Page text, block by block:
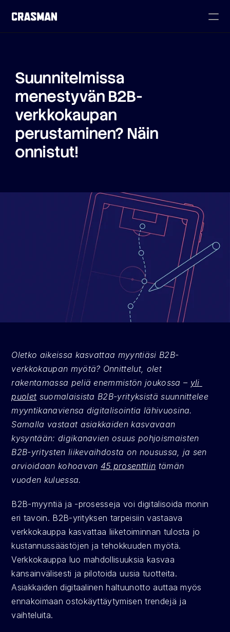
Suunnitelmissa
menestyvän B2B-
verkkokaupan
perustaminen? Näin
onnistut!
Oletko aikeissa kasvattaa myyntiäsi B2B-
verkkokaupan myötä? Onnittelut, olet
rakentamassa peliä enemmistön joukossa – yli
puolet suomalaisista B2B-yrityksistä suunnittelee
myyntikanaviensa digitalisointia lähivuosina.
Samalla vastaat asiakkaiden kasvavaan
kysyntään: digikanavien osuus pohjoismaisten
B2B-yritysten liikevaihdosta on nousussa, ja sen
arvioidaan kohoavan 45 prosenttiin tämän
vuoden kuluessa.
B2B-myyntiä ja -prosesseja voi digitalisoida monin
eri tavoin. B2B-yrityksen tarpeisiin vastaava
verkkokauppa kasvattaa liiketoiminnan tulosta jo
kustannussäästöjen ja tehokkuuden myötä.
Verkkokauppa luo mahdollisuuksia kasvaa
kansainvälisesti ja pilotoida uusia tuotteita.
Asiakkaiden digitaalinen haltuunotto auttaa myös
ennakoimaan ostokäyttäytymisen trendejä ja
vaihteluita.